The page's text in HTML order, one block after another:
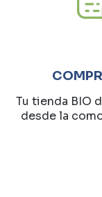
Tu tienda BIO
desde la